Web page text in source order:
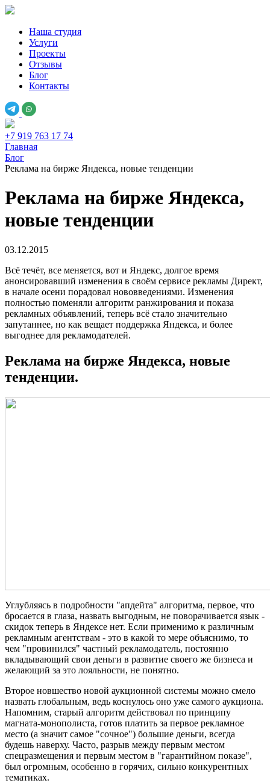
Наша студия
Услуги
Проекты
Отзывы
Блог
Контакты
+7 919 763 17 74
Главная
Блог
Реклама на бирже Яндекса, новые тенденции
Реклама на бирже Яндекса,
новые тенденции
03.12.2015
Всё течёт, все меняется, вот и Яндекс, долгое время
анонсировавший изменения в своём сервисе рекламы Директ,
в начале осени порадовал нововведениями. Изменения
полностью поменяли алгоритм ранжирования и показа
рекламных объявлений, теперь всё стало значительно
запутаннее, но как вещает поддержка Яндекса, и более
выгоднее для рекламодателей.
Реклама на бирже Яндекса, новые
тенденции.
Углубляясь в подробности "апдейта" алгоритма, первое, что
бросается в глаза, назвать выгодным, не поворачивается язык -
скидок теперь в Яндексе нет. Если применимо к различным
рекламным агентствам - это в какой то мере объяснимо, то
чем "провинился" частный рекламодатель, постоянно
вкладывающий свои деньги в развитие своего же бизнеса и
желающий за это лояльности, не понятно.
Второе новшество новой аукционной системы можно смело
назвать глобальным, ведь коснулось оно уже самого аукциона.
Напомним, старый алгоритм действовал по принципу
магната-монополиста, готов платить за первое рекламное
место (а значит самое "сочное") большие деньги, всегда
будешь наверху. Часто, разрыв между первым местом
спецразмещения и первым местом в "гарантийном показе",
был огромным, особенно в горячих, сильно конкурентных
тематиках.